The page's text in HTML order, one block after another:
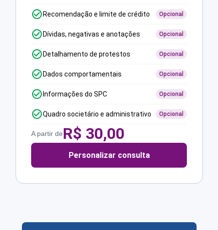
Recomendação e limite de crédito Opcional
Dívidas, negativas e anotações Opcional
Detalhamento de protestos Opcional
Dados comportamentais Opcional
Informações do SPC Opcional
Quadro societário e administrativo Opcional
A partir deR$ 30,00
Personalizar consulta